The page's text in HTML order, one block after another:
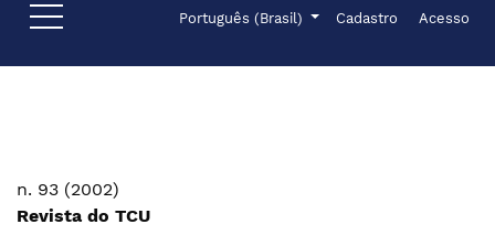
Ir para o menu de navegação principal
Ir para o conteúdo principal
Ir para o rodapé Idioma
Português (Brasil)
Menu de Cadastro Acesso
n. 93 (2002)
Revista do TCU